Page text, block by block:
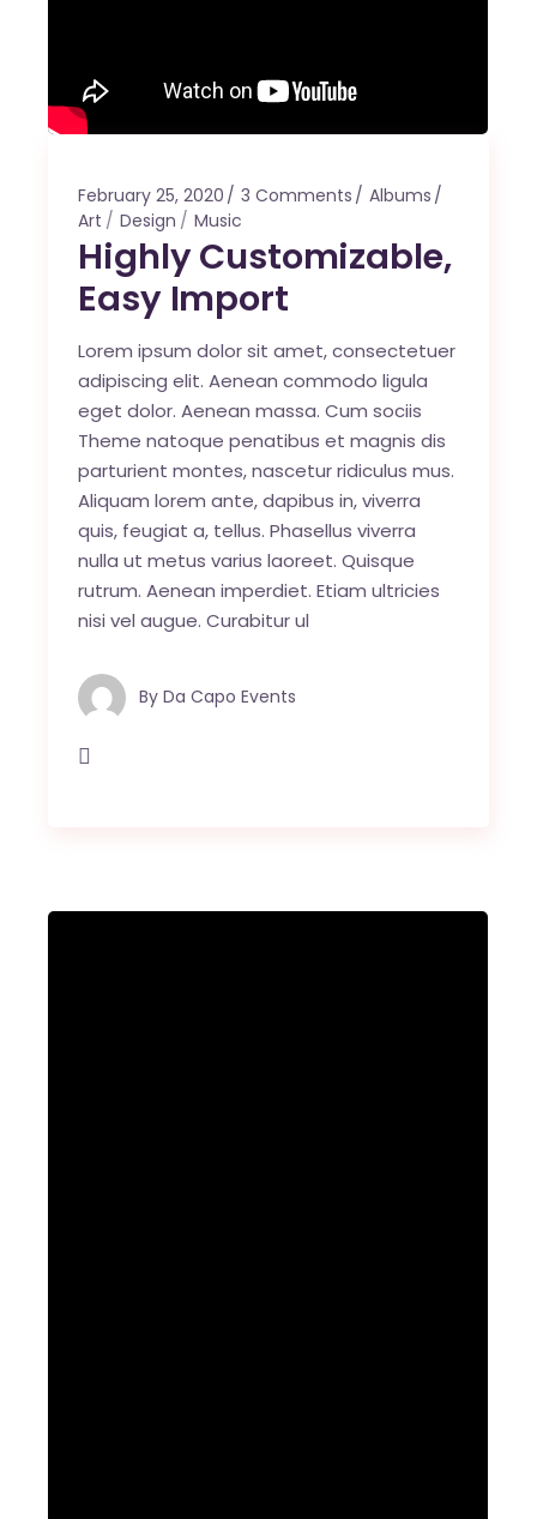
February 25, 2020 3 Comments
Albums
Art
Design Music
Highly Customizable,
Easy Import
Lorem ipsum dolor sit amet, consectetuer
adipiscing elit. Aenean commodo ligula
eget dolor. Aenean massa. Cum sociis
Theme natoque penatibus et magnis dis
parturient montes, nascetur ridiculus mus.
Aliquam lorem ante, dapibus in, viverra
quis, feugiat a, tellus. Phasellus viverra
nulla ut metus varius laoreet. Quisque
rutrum. Aenean imperdiet. Etiam ultricies
nisi vel augue. Curabitur ul
By Da Capo Events